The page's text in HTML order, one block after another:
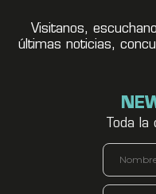
Visitanos,
últimas noticias,
Toda